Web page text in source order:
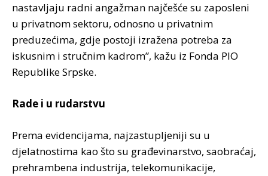
nastavljaju radni angažman najčešće su zaposleni
u privatnom sektoru, odnosno u privatnim
preduzećima, gdje postoji izražena potreba za
iskusnim i stručnim kadrom”, kažu iz Fonda PIO
Republike Srpske.
Rade i u rudarstvu
Prema evidencijama, najzastupljeniji su u
djelatnostima kao što su građevinarstvo, saobraćaj,
prehrambena industrija, telekomunikacije,